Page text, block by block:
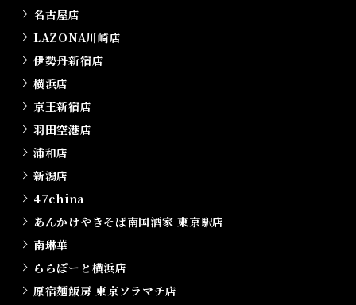
名古屋店
LAZONA川崎店
伊勢丹新宿店
横浜店
京王新宿店
羽田空港店
浦和店
新潟店
47china
あんかけやきそば南国酒家 東京駅店
南琳華
ららぽーと横浜店
原宿麺飯房 東京ソラマチ店